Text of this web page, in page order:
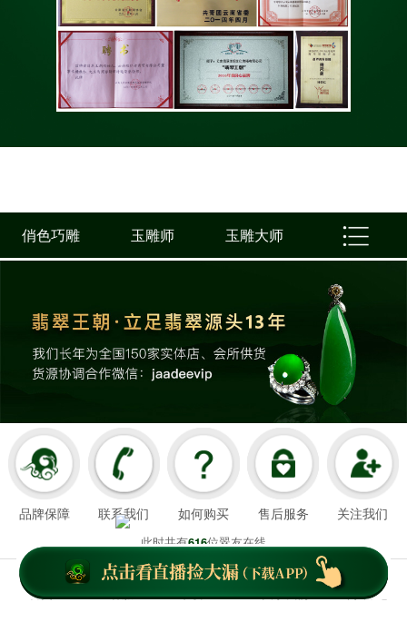
俏色巧雕 玉雕师 玉雕大师
品牌保障 联系我们 如何购买 售后服务 关注我们
此时共有616位翠友在线
翡翠王朝成立于2008年3月21日
我们以超值好珠宝和舒心服务造福顾客，
首页 客服 下载APP 关于我们 个人中心